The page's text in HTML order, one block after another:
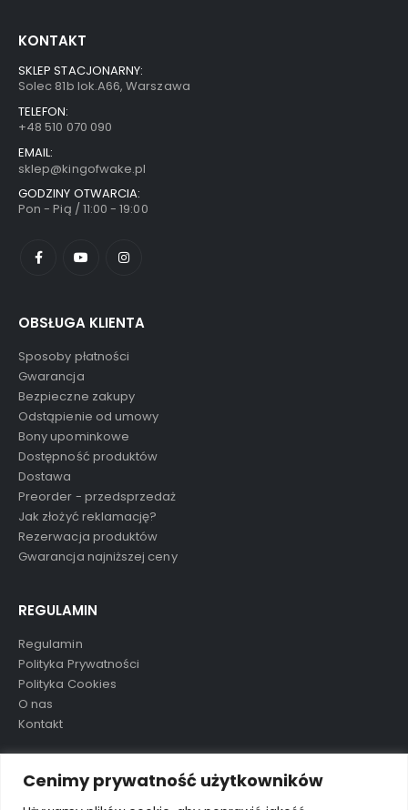
Cenimy prywatność użytkowników
KONTAKT
SKLEP STACJONARNY:
Solec 81b lok.A66, Warszawa
TELEFON:
+48 510 070 090
EMAIL:
sklep@kingofwake.pl
GODZINY OTWARCIA:
Pon - Pią / 11:00 - 19:00
OBSŁUGA KLIENTA
Sposoby płatności
Gwarancja
Bezpieczne zakupy
Odstąpienie od umowy
Bony upominkowe
Dostępność produktów
Dostawa
Preorder - przedsprzedaż
Jak złożyć reklamację?
Rezerwacja produktów
Gwarancja najniższej ceny
REGULAMIN
Regulamin
Polityka Prywatności
Polityka Cookies
O nas
Kontakt
TAGI